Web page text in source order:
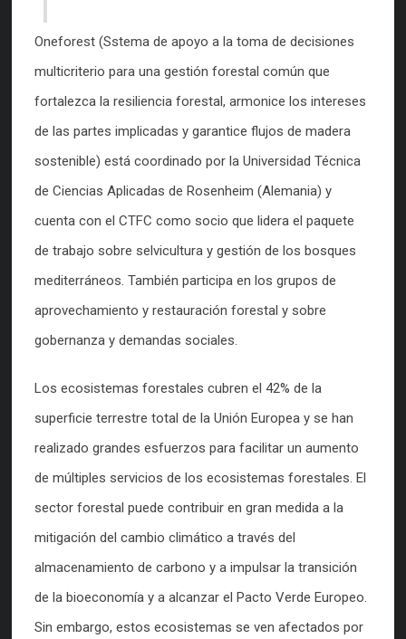
Oneforest (Sstema de apoyo a la toma de decisiones
multicriterio para una gestión forestal común que
fortalezca la resiliencia forestal, armonice los intereses
de las partes implicadas y garantice flujos de madera
sostenible) está coordinado por la Universidad Técnica
de Ciencias Aplicadas de Rosenheim (Alemania) y
cuenta con el CTFC como socio que lidera el paquete
de trabajo sobre selvicultura y gestión de los bosques
mediterráneos. También participa en los grupos de
aprovechamiento y restauración forestal y sobre
gobernanza y demandas sociales.
Los ecosistemas forestales cubren el 42% de la
superficie terrestre total de la Unión Europea y se han
realizado grandes esfuerzos para facilitar un aumento
de múltiples servicios de los ecosistemas forestales. El
sector forestal puede contribuir en gran medida a la
mitigación del cambio climático a través del
almacenamiento de carbono y a impulsar la transición
de la bioeconomía y a alcanzar el Pacto Verde Europeo.
Sin embargo, estos ecosistemas se ven afectados por